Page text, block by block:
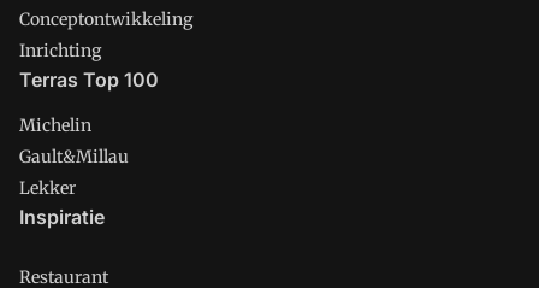
Conceptontwikkeling
Inrichting
Terras Top 100
Michelin
Gault&Millau
Lekker
Inspiratie
Restaurant